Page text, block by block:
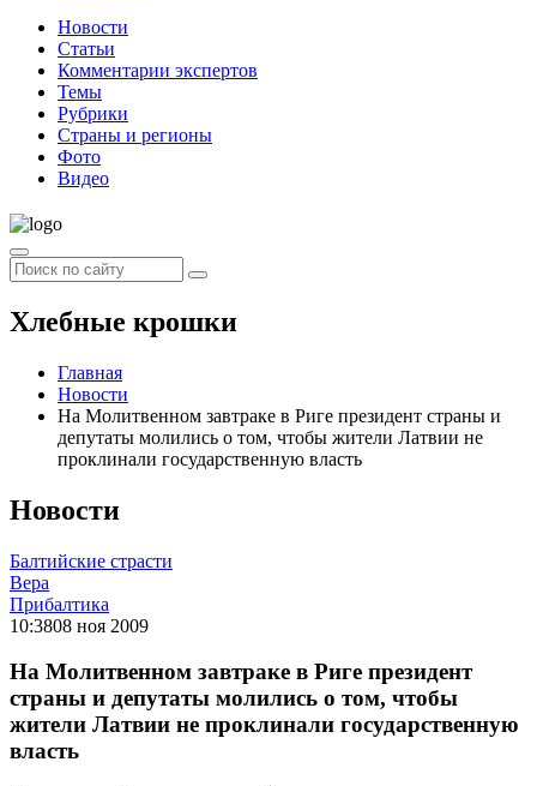
Новости
Статьи
Комментарии экспертов
Темы
Рубрики
Страны и регионы
Фото
Видео
Хлебные крошки
Главная
Новости
На Молитвенном завтраке в Риге президент страны и
депутаты молились о том, чтобы жители Латвии не
проклинали государственную власть
Новости
Балтийские страсти
Вера
Прибалтика
10:3808 ноя 2009
На Молитвенном завтраке в Риге президент
страны и депутаты молились о том, чтобы
жители Латвии не проклинали государственную
власть